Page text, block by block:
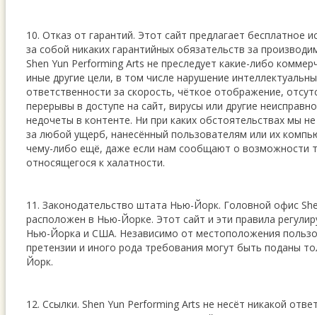
10. Отказ от гарантий. Этот сайт предлагает бесплатное
за собой никаких гарантийных обязательств за
Shen Yun Performing Arts не преследует какие-либо
иные другие цели, в том числе нарушение
ответственности за скорость, чёткое отображение,
перерывы в доступе на сайт, вирусы или другие
недочеты в контенте. Ни при каких обстоятельствах мы
за любой ущерб, нанесённый пользователям или их
чему-либо ещё, даже если нам сообщают о возможности
относящегося к халатности.
11. Законодательство штата Нью-Йорк. Головной офис
расположен в Нью-Йорке. Этот сайт и эти правила
Нью-Йорка и США. Независимо от местоположения
претензии и иного рода требования могут быть поданы
Йорк.
12. Ссылки. Shen Yun Performing Arts не несёт никакой